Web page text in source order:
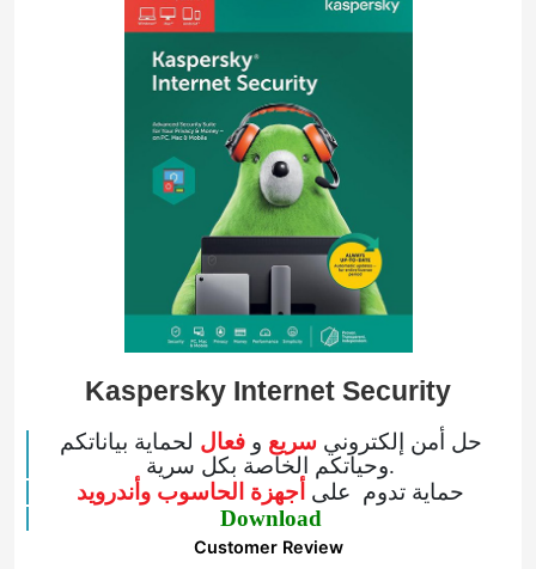
Kaspersky Internet Security
حل أمن إلكتروني سريع وفعال لحماية بياناتكم
وحياتكم الخاصة بكل سرية.
حماية تدوم على أجهزة الحاسوب وأندرويد
Download
Customer Review